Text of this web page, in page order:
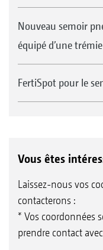
Nouveau semoir
équipé d’une
FertiSpot pour le
Vous êtes
Laissez-nous vos
contacterons :
* Vos coordonnées
prendre contact